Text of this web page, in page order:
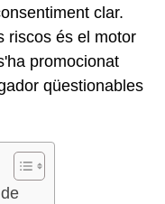
clar.
riscos és el motor
promocionat
qüestionables